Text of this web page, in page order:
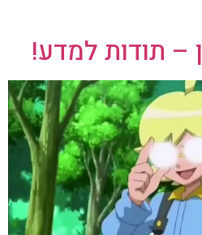
– תודות למדע!